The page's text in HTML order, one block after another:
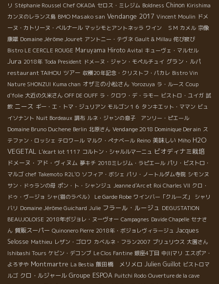
リ Stéphanie Roussel Chef OKADA セロス・ミレジム Boldness Chinon Kirishima
カンヌのレランス島 BMO Masako san Vendange 2017 Vincent Moulin ドメ
ーヌ・カトリーヌ・ベルナール マッシモとアントネッラ ワイン ＳＭ カメル 宗像
康雄 Domaine Jérôme Jouret アントニー・テヴネ Gault & Millau 侘び寂び
Bistro LE CERCLE ROUGE Maruyama Hiroto Avital キューヴェ・マルセル
Jura 2018年 Toda President ドメーヌ・ジャン・モペルチュイ グラン・ルパ
restaurant TAIHOU ツアー 収穫20年記念・クリストフ・パカレ Bistro Vin
Nature SHONZUI Kuma chan オザミの小松さん Yorozuya ラ・ルース Coup
d'folie 大近の久米さん OFF DE OUFF ラ・クロワ・デ・ラモー ビストロ・ユイガ 試
飲 ニース ギー・エ・トマ・ジュリアン モルゴン１６ タンキエット・ママン ビュ
イソナント Nuit Bordeaux 調布 ルネ・ジャンの息子 アンリー・ピエール
Domaine Bruno Duchene Berlin 北原さん Vendange 2018 Dominique Derain ス
テファン・ロッシェ テロワール マルク・ぺナベール Reino 美味しい Miho H2O
VEGETAL L'écart lot 1117 コルトン・シャルルマーニュ ビオディナミ栽培
ドメーヌ・アド・ヴィヌム 夢キチ 2018ミレジム・ラピエール パリ・ビストロ・
マルゴ chef Takemoto R2L'O ソフィア・ボシェ パリ・ノートルダム寺院 シモンヌ
サン・ドゥランの母 ポン・ト・シャンジュ Jeanne d'Arc et Roi Charles VII クロ・
ドゥ・ヴージョ シャ(猫のラベル） Le Garde Robe ワインバー「クルーズ」
シャリ
バリ Domaine Jérôme Guichard Julie フラール・ルージュ DEGUSTATION
BEAUJOLOISE 2018年ボジョレ・ヌーヴォー Campagnes Davide Chapelle セナさ
ん 質販スーパー Quinonero Pierre 2018年・ボジョレヴィラージュ Jacques
Selosse Mathieu レザン・ゴロワ カベルネ・フラン2007 ブリュリウス 大園さん
Ishibashi Tours ケビン・デコンブ Le Clos Fantine 銀座4丁目 中川マリ エスポア・
よろずや Montmartre La Bestia 飯田橋 メリメロ Julien Guillot ビストロマ
ルゴ クロ・ルジャール Groupe ESPOA Puitchi Rodo Ouverture de la cave